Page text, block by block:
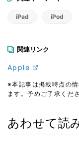
iPad iPod
関連リンク
Apple
※本記事は掲載時点の
ます。予めご了承くださ
あわせて読